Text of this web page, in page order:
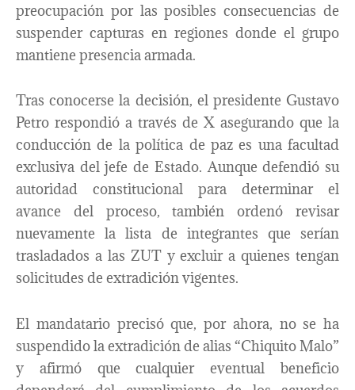
preocupación por las posibles consecuencias de
suspender capturas en regiones donde el grupo
mantiene presencia armada.
Tras conocerse la decisión, el presidente Gustavo
Petro respondió a través de X asegurando que la
conducción de la política de paz es una facultad
exclusiva del jefe de Estado. Aunque defendió su
autoridad constitucional para determinar el
avance del proceso, también ordenó revisar
nuevamente la lista de integrantes que serían
trasladados a las ZUT y excluir a quienes tengan
solicitudes de extradición vigentes.
El mandatario precisó que, por ahora, no se ha
suspendido la extradición de alias “Chiquito Malo”
y afirmó que cualquier eventual beneficio